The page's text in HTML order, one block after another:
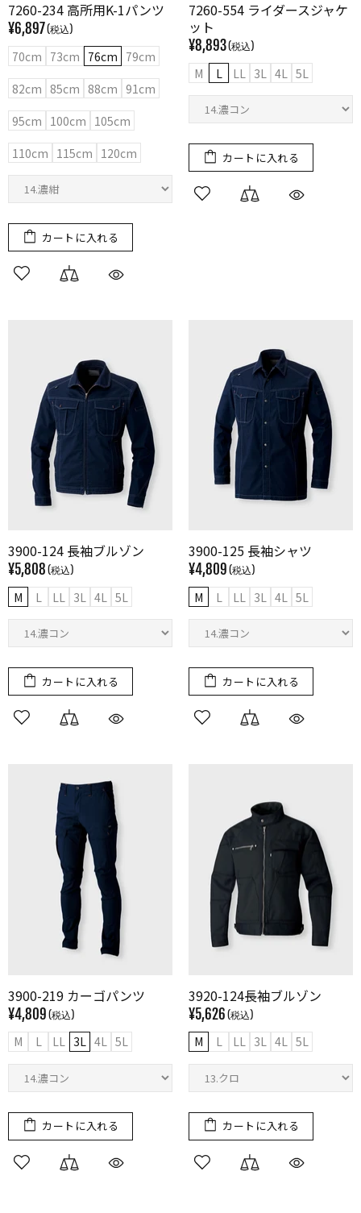
7260-234 高所用K-1パンツ
¥6,897
70cm 73cm 76cm 79cm
82cm 85cm 88cm 91cm
95cm 100cm 105cm
110cm 115cm 120cm
カートに入れる
7260-554 ライダースジャケ
ット
¥8,893
M L LL 3L 4L 5L
カートに入れる
3900-124 長袖ブルゾン
¥5,808
M L LL 3L 4L 5L
カートに入れる
3900-125 長袖シャツ
¥4,809
M L LL 3L 4L 5L
カートに入れる
3900-219 カーゴパンツ
¥4,809
M L LL 3L 4L 5L
カートに入れる
3920-124長袖ブルゾン
¥5,626
M L LL 3L 4L 5L
カートに入れる